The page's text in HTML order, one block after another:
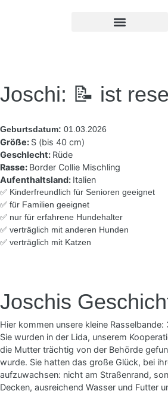
Joschi: 📝 ist
Geburtsdatum: 01.03.2026
Größe: S (bis 40 cm)
Geschlecht: Rüde
Rasse: Border Collie Mischling
Aufenthaltsland: Italien
✅ Kinderfreundlich für Senioren geeignet
✅ für Familien geeignet
✅ nur für erfahrene Hundehalter
✅ verträglich mit anderen Hunden
✅ verträglich mit Katzen
Joschis
Hier kommen unsere kleine
Sie wurden in der Lida, unserem
die Mutter trächtig von der Behörde
wurde. Sie hatten das große Glück, bei
aufzuwachsen: nicht am Straßenrand,
Decken, ausreichend Wasser und Futter